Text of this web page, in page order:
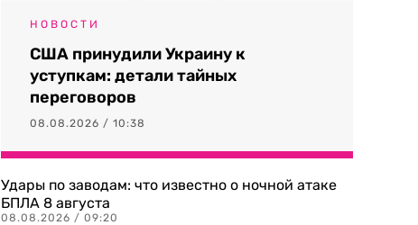
НОВОСТИ
США принудили Украину к
уступкам: детали тайных
переговоров
08.08.2026 / 10:38
Удары по заводам: что известно о ночной атаке
БПЛА 8 августа
08.08.2026 / 09:20